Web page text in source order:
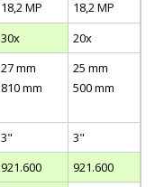
18,2 MP
18,2 MP
30x
20x
27 mm
810 mm
25 mm
500 mm
3"
3"
921.600
921.600